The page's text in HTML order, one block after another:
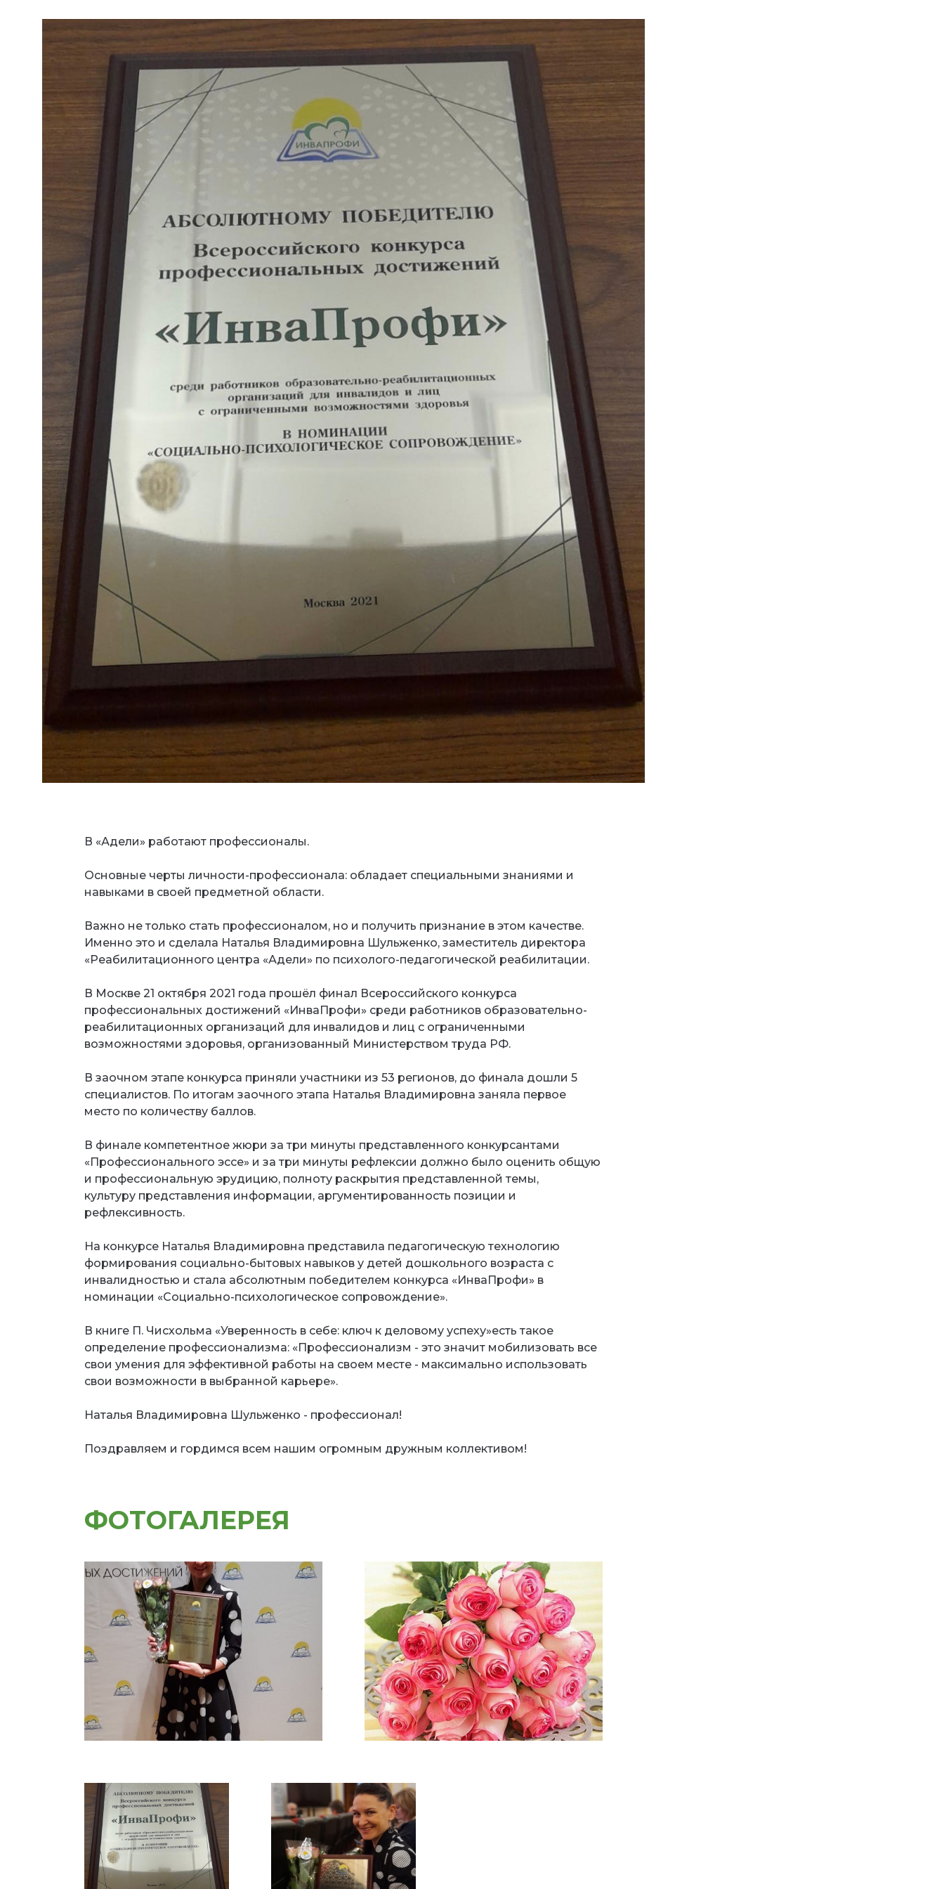
В «Адели» работают профессионалы.
Основные черты личности-профессионала: обладает специальными знаниями и
навыками в своей предметной области.
Важно не только стать профессионалом, но и получить признание в этом качестве.
Именно это и сделала Наталья Владимировна Шульженко, заместитель директора
«Реабилитационного центра «Адели» по психолого-педагогической реабилитации.
В Москве 21 октября 2021 года прошёл финал Всероссийского конкурса
профессиональных достижений «ИнваПрофи» среди работников образовательно-
реабилитационных организаций для инвалидов и лиц с ограниченными
возможностями здоровья, организованный Министерством труда РФ.
В заочном этапе конкурса приняли участники из 53 регионов, до финала дошли 5
специалистов. По итогам заочного этапа Наталья Владимировна заняла первое
место по количеству баллов.
В финале компетентное жюри за три минуты представленного конкурсантами
«Профессионального эссе» и за три минуты рефлексии должно было оценить общую
и профессиональную эрудицию, полноту раскрытия представленной темы,
культуру представления информации, аргументированность позиции и
рефлексивность.
На конкурсе Наталья Владимировна представила педагогическую технологию
формирования социально-бытовых навыков у детей дошкольного возраста с
инвалидностью и стала абсолютным победителем конкурса «ИнваПрофи» в
номинации «Социально-психологическое сопровождение».
В книге П. Чисхольма «Уверенность в себе: ключ к деловому успеху»есть такое
определение профессионализма: «Профессионализм - это значит мобилизовать все
свои умения для эффективной работы на своем месте - максимально использовать
свои возможности в выбранной карьере».
Наталья Владимировна Шульженко - профессионал!
Поздравляем и гордимся всем нашим огромным дружным коллективом!
ФОТОГАЛЕРЕЯ